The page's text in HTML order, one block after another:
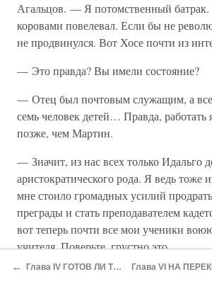
Агальцов. — Я потомственный батрак.
коровами повелевал. Если бы не
не продвинулся. Вот Хосе почти из
— Это правда? Вы имели состояние?
— Отец был почтовым служащим, а
семь человек детей… Правда, работать
позже, чем Мартин.
— Значит, из нас всех только Идальго
аристократического рода. Я ведь тоже
мне стоило громадных усилий
преграды и стать преподавателем
вот теперь почти все мои ученики
учителя. Поверьте, грустно это.
Подготовка авиации к Брунетской
← Глава IV ГОТОВ ЛИ ТЫ?